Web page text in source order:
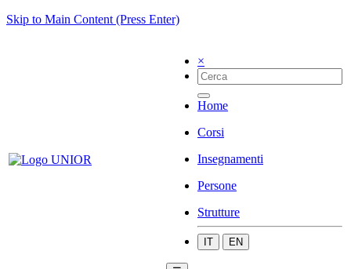
Skip to Main Content (Press Enter)
×
Home
Corsi
Insegnamenti
Persone
Strutture
IT EN